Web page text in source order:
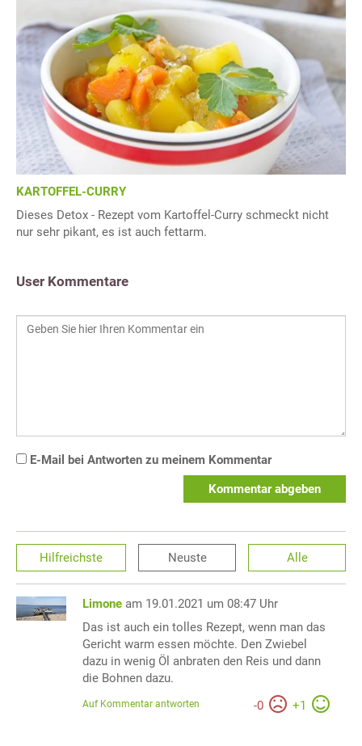
KARTOFFEL-CURRY
Dieses Detox - Rezept vom Kartoffel-Curry schmeckt nicht
nur sehr pikant, es ist auch fettarm.
User Kommentare
E-Mail bei Antworten zu meinem Kommentar
Kommentar abgeben
Hilfreichste Neuste Alle
Limone am 19.01.2021 um 08:47 Uhr
Das ist auch ein tolles Rezept, wenn man das
Gericht warm essen möchte. Den Zwiebel
dazu in wenig Öl anbraten den Reis und dann
die Bohnen dazu.
-0 +1
Auf Kommentar antworten